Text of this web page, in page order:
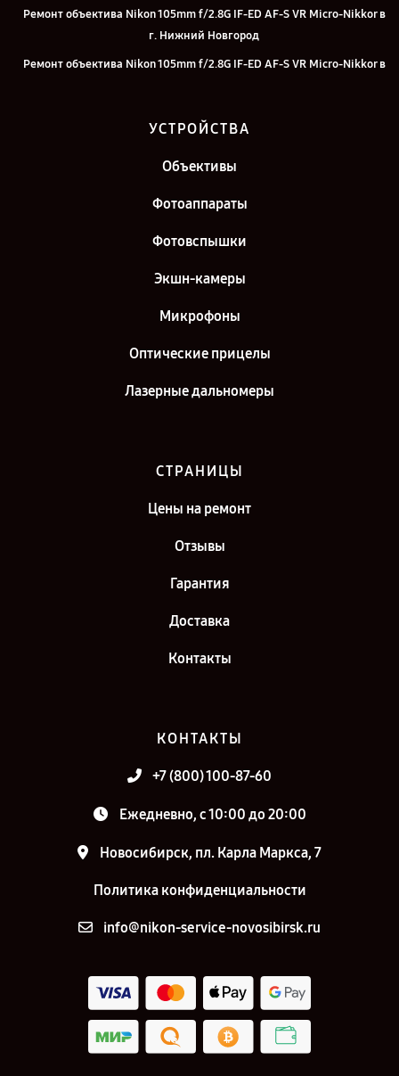
Ремонт объектива Nikon 105mm f/2.8G IF-ED AF-S VR Micro-Nikkor в
г. Нижний Новгород
Ремонт объектива Nikon 105mm f/2.8G IF-ED AF-S VR Micro-Nikkor в
г. Екатеринбург
Ремонт объектива Nikon 105mm f/2.8G IF-ED AF-S VR Micro-Nikkor в
Ремонт объектива Nikon 105mm f/2.8G IF-ED AF-S VR Micro-Nikkor в
г. Санкт-Петербург
УСТРОЙСТВА
Объективы
Фотоаппараты
Фотовспышки
Экшн-камеры
Микрофоны
Оптические прицелы
Лазерные дальномеры
СТРАНИЦЫ
Цены на ремонт
Отзывы
Гарантия
Доставка
Контакты
КОНТАКТЫ
+7 (800) 100-87-60
Ежедневно, с 10:00 до 20:00
Новосибирск, пл. Карла Маркса, 7
Политика конфиденциальности
info@nikon-service-novosibirsk.ru